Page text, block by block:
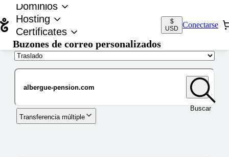
Dominios
Hosting
Certificates
Buzones de correo personalizados
$
USD
Conectarse
Buscar
Transferencia múltiple